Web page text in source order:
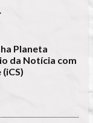
Planeta
da Notícia com